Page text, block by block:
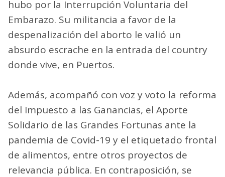
hubo por la Interrupción Voluntaria del
Embarazo. Su militancia a favor de la
despenalización del aborto le valió un
absurdo escrache en la entrada del country
donde vive, en Puertos.
Además, acompañó con voz y voto la reforma
del Impuesto a las Ganancias, el Aporte
Solidario de las Grandes Fortunas ante la
pandemia de Covid-19 y el etiquetado frontal
de alimentos, entre otros proyectos de
relevancia pública. En contraposición, se